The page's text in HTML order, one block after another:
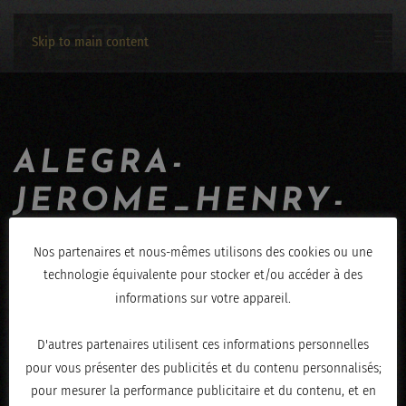
Skip to main content
ALEGRA-
JEROME_HENRY-
01032020-9211
MARS 2, 2020 .
Nos partenaires et nous-mêmes utilisons des cookies ou une
technologie équivalente pour stocker et/ou accéder à des
informations sur votre appareil.
D'autres partenaires utilisent ces informations personnelles
pour vous présenter des publicités et du contenu personnalisés;
pour mesurer la performance publicitaire et du contenu, et en